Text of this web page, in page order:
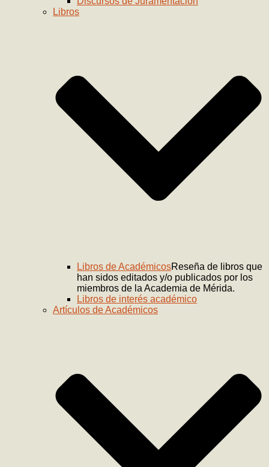
Libros
Libros de AcadémicosReseña de libros que
han sidos editados y/o publicados por los
miembros de la Academia de Mérida.
Libros de interés académico
Artículos de Académicos